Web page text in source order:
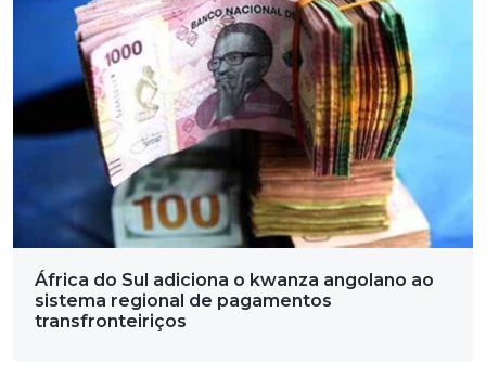
África do Sul adiciona o kwanza angolano ao
sistema regional de pagamentos
transfronteiriços